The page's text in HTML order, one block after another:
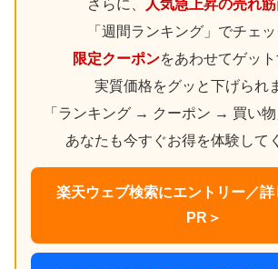
さらに、
人気急上昇の売れ
「週間ランキング」でチェッ
限定クーポンをあわせてゲット
実質価格をグッと下げられ
「ランキング → クーポン → 買い物
あなたも今すぐお得を体験して
楽天ウェブ検索にエントリー／詳
PR＞